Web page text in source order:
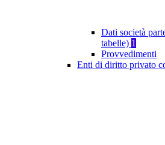
Dati società
tabelle) 1
Provvedimenti
Enti di diritto privato